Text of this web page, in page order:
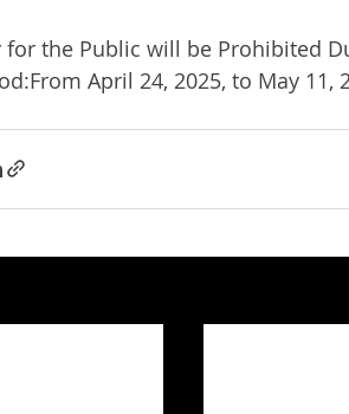
for the Public will be Prohibited
April 24, 2025, to May 11,